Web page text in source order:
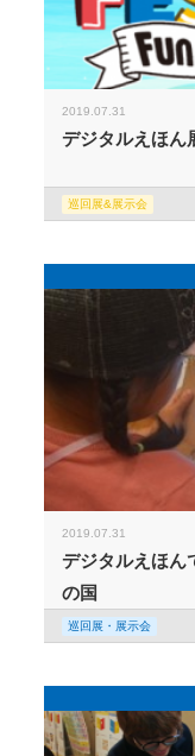
2019.07.31
デジタルえほん
巡回展&展示会
2019.07.31
デジタルえほ
の国
巡回展・展示会